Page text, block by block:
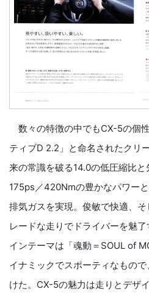
数々の特徴の中でもCX-5の個
ティブD 2.2」と命名されたクリ
来の常識を破る14.0の低圧縮比と
175ps／420Nmの豊かなパワー
排気ガスを実現。俊敏で快適、
レードな走りでドライバーを魅
インテーマは「魂動＝SOUL of
イナミックでスポーティなもの
けた。CX-5の魅力は走りとデザ